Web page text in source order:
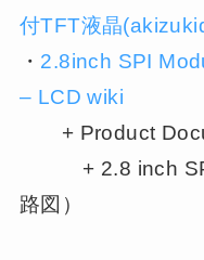
付TFT液晶
・ 2.8inch SPI
– LCD wiki
+ Product
+ 2.8 inch SPI
路図）